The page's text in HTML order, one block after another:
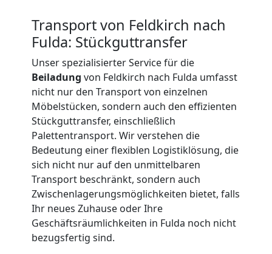
Transport von Feldkirch nach
Fulda: Stückguttransfer
Unser spezialisierter Service für die
Beiladung von Feldkirch nach Fulda umfasst
nicht nur den Transport von einzelnen
Möbelstücken, sondern auch den effizienten
Stückguttransfer, einschließlich
Palettentransport. Wir verstehen die
Bedeutung einer flexiblen Logistiklösung, die
sich nicht nur auf den unmittelbaren
Transport beschränkt, sondern auch
Zwischenlagerungsmöglichkeiten bietet, falls
Ihr neues Zuhause oder Ihre
Geschäftsräumlichkeiten in Fulda noch nicht
bezugsfertig sind.
Beiladung
International
Internationaler
Umzug
Nationaler
Umzug